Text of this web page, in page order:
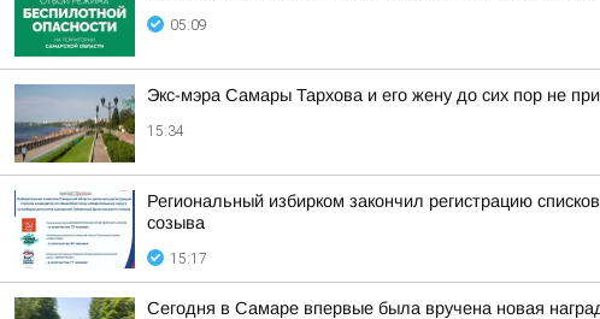
05:09
Экс-мэра Самары Тархова и его жену до сих пор не
15:34
Региональный избирком закончил регистрацию
созыва
15:17
Сегодня в Самаре впервые была вручена новая